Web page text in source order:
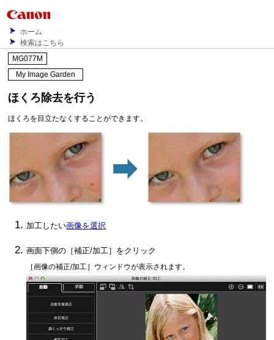
ホーム
検索はこちら
MG077M
My Image Garden
ほくろ除去を行う
ほくろを目立たなくすることができます。
加工したい画像を選択
画面下側の［補正/加工 ］をクリック
［画像の補正/加工 ］ウィンドウが表示されます。